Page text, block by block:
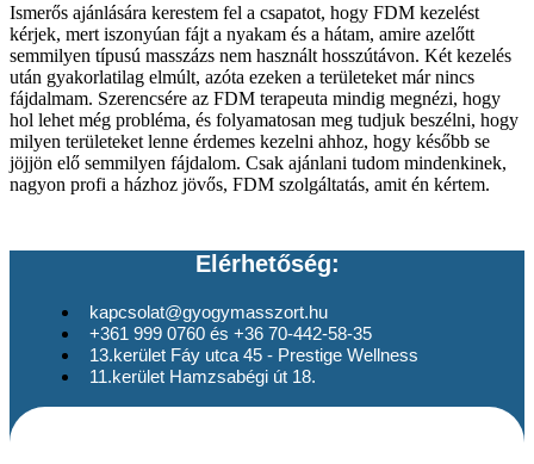
Ismerős ajánlására kerestem fel a csapatot, hogy FDM kezelést
kérjek, mert iszonyúan fájt a nyakam és a hátam, amire azelőtt
semmilyen típusú masszázs nem használt hosszútávon. Két kezelés
után gyakorlatilag elmúlt, azóta ezeken a területeket már nincs
fájdalmam. Szerencsére az FDM terapeuta mindig megnézi, hogy
hol lehet még probléma, és folyamatosan meg tudjuk beszélni, hogy
milyen területeket lenne érdemes kezelni ahhoz, hogy később se
jöjjön elő semmilyen fájdalom. Csak ajánlani tudom mindenkinek,
nagyon profi a házhoz jövős, FDM szolgáltatás, amit én kértem.
Elérhetőség:
kapcsolat@gyogymasszort.hu
+361 999 0760 és +36 70-442-58-35
13.kerület Fáy utca 45 - Prestige Wellness
11.kerület Hamzsabégi út 18.